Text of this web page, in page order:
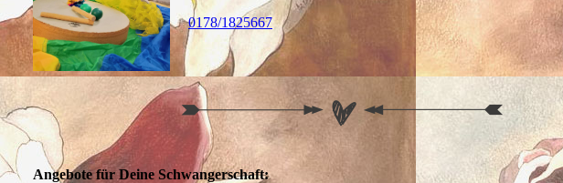
0178/1825667
Angebote für Deine Schwangerschaft: